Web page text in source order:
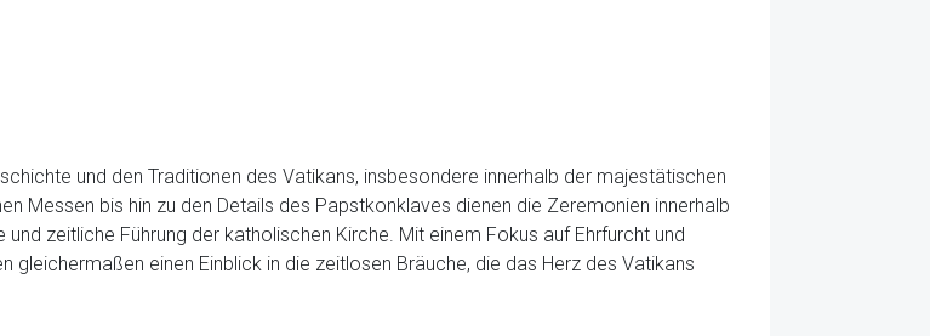
und den Traditionen des Vatikans, insbesondere innerhalb der majestätischen
Messen bis hin zu den Details des Papstkonklaves dienen die Zeremonien innerhalb
zeitliche Führung der katholischen Kirche. Mit einem Fokus auf Ehrfurcht und
gleichermaßen einen Einblick in die zeitlosen Bräuche, die das Herz des Vatikans